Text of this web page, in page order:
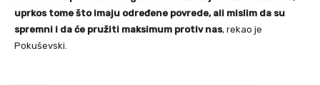
uprkos tome što imaju određene povrede, ali mislim da su
spremni i da će pružiti maksimum protiv nas, rekao je
Pokuševski.